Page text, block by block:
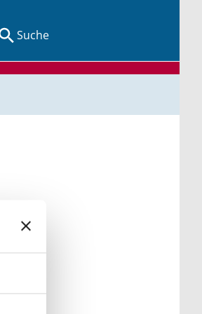
Suche